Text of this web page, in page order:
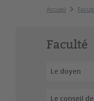
Accueil
Faculté
Le doyen
Le conseil